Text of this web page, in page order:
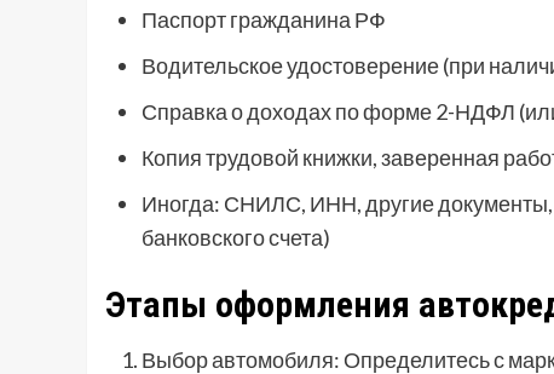
Паспорт гражданина РФ
Водительское удостоверение (при
Справка о доходах по форме 2-НДФЛ
Копия трудовой книжки, заверенная
Иногда: СНИЛС, ИНН, другие
банковского счета)
Этапы оформления
Выбор автомобиля: Определитесь с